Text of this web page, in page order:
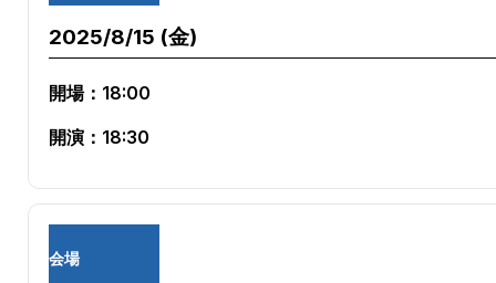
2025/8/15 (金)
開場：18:00
開演：18:30
会場